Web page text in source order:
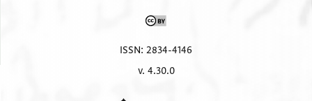
ISSN: 2834-4146
v. 4.30.0